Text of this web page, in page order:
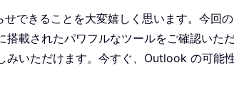
できることを大変嬉しく思います。今回
載されたパワフルなツールをご確認いた
いただけます。今すぐ、Outlook の可能